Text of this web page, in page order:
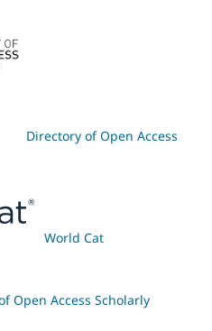
Directory of Open Access
World Cat
Open Access Scholarly